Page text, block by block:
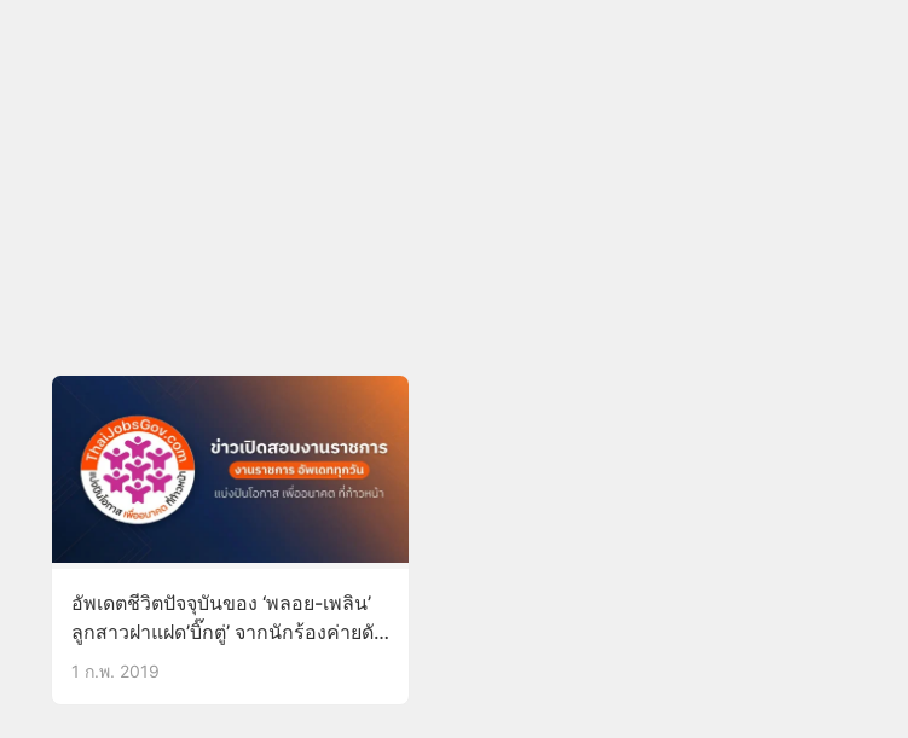
อัพเดตชีวิตปัจจุบันของ ‘พลอย-เพลิน’
ลูกสาวฝาแฝด’บิ๊กตู่’ จากนักร้องค่ายดัง
ปลีกตัวไปทำงานที่รัก ไม่คิดเป็นทหาร
1 ก.พ. 2019